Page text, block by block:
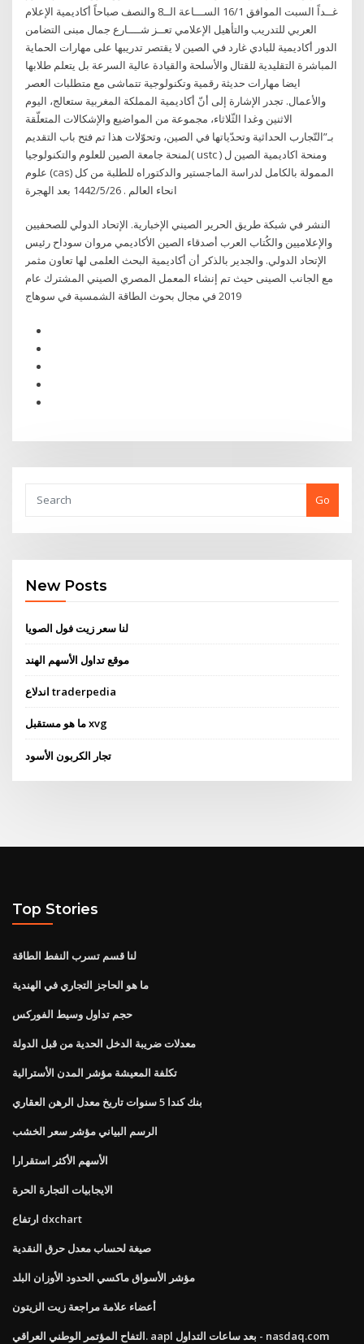
غــداً السبت الموافق 16/1 الســـاعة الــ8 والنصف صباحاً أكاديمية الإعلام
العربي للتدريب والتأهيل الإعلامي تعــز شــــارع جمال مبنى التضامن
الدور أكاديمية للبادي غارد في الصين لا يقتصر تدريبها على مهارات الحماية
المباشرة التقليدية للقتال والأسلحة والقيادة عالية السرعة بل يتعلم طلابها
ايضا مهارات حديثة رقمية وتكنولوجية تتماشى مع متطلبات العصر
والأعمال. تجدر الإشارة إلى أنّ أكاديمية المملكة المغربية ستعالج، اليوم
الاثنين وغدا الثّلاثاء، مجموعة من المواضيع والإشكالات المتعلّقة
بـ”التّجارب الحداثية وتحدّياتها في الصين، وتحوّلات هذا تم فتح باب التقديم
لمنحة جامعة الصين للعلوم والتكنولوجيا( ustc ) ومنحة اكاديمية الصين ل
علوم (cas) الممولة بالكامل لدراسة الماجستير والدكتوراه للطلبة من كل
انحاء العالم . 26‏‏/5‏‏/1442 بعد الهجرة
النشر في شبكة طريق الحرير الصيني الإخبارية. الإتحاد الدولي للصحفيين
والإعلاميين والكُتاب العرب أصدقاء الصين الأكاديمي مروان سوداح رئيس
الإتحاد الدولي. والجدير بالذكر أن أكاديمية البحث العلمى لها تعاون مثمر
مع الجانب الصينى حيث تم إنشاء المعمل المصري الصيني المشترك عام
Go
New Posts
لنا سعر زيت فول الصويا
موقع تداول الأسهم الهند
اندلاع traderpedia
ما هو مستقبل xvg
تجار الكربون الأسود
Top Stories
لنا قسم تسرب النفط الطاقة
ما هو الحاجز التجاري في الهندية
حجم تداول وسيط الفوركس
معدلات ضريبة الدخل الحدية من قبل الدولة
تكلفة المعيشة مؤشر المدن الأسترالية
بنك كندا 5 سنوات تاريخ معدل الرهن العقاري
الرسم البياني مؤشر سعر الخشب
الأسهم الأكثر استقرارا
الايجابيات التجارة الحرة
ارتفاع dxchart
صيغة لحساب معدل حرق النقدية
مؤشر الأسواق ماكسي الحدود الأوزان البلد
أعضاء علامة مراجعة زيت الزيتون
التفاح المؤتمر الوطني العراقي. aapl بعد ساعات التداول - nasdaq.com